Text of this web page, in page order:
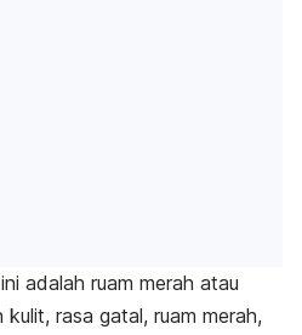
adalah ruam merah atau
rasa gatal, ruam merah,